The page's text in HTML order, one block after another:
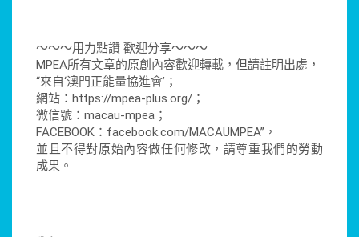
～～～用力點讚 歡迎分享～～～
MPEA所有文章的原創內容歡迎轉載，但請註明出處，
“來自‘澳門正能量協進會’；
網站：https://mpea-plus.org/；
微信號：macau-mpea；
FACEBOOK：facebook.com/MACAUMPEA”，
並且不得對原始內容做任何修改，請尊重我們的勞動
成果。